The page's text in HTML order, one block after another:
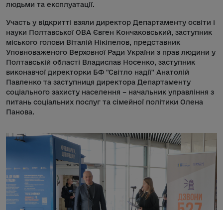
людьми та експлуатації.
Участь у відкритті взяли директор Департаменту освіти і
науки Полтавської ОВА Євген Кончаковський, заступник
міського голови Віталій Нікіпелов, представник
Уповноваженого Верховної Ради України з прав людини у
Полтавській області Владислав Носенко, заступник
виконавчої директорки БФ "Світло надії" Анатолій
Павленко та заступниця директора Департаменту
соціального захисту населення – начальник управління з
питань соціальних послуг та сімейної політики Олена
Панова.